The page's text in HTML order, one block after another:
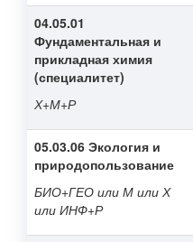
04.05.01
Фундаментальная и
прикладная химия
(специалитет)
Х+М+Р
05.03.06 Экология и
природопользование
БИО+ГЕО или М или Х
или ИНФ+Р